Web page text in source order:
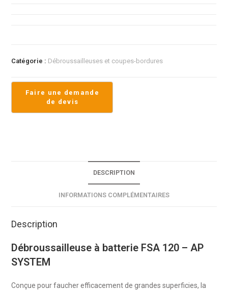
Catégorie : Débroussailleuses et coupes-bordures
DESCRIPTION
INFORMATIONS COMPLÉMENTAIRES
Description
Débroussailleuse à batterie FSA 120 – AP
SYSTEM
Conçue pour faucher efficacement de grandes superficies, la